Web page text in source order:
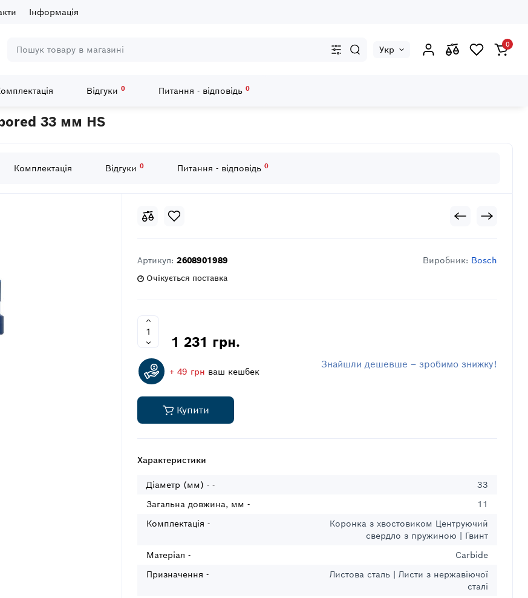
Інформація
Укр 0
Відгуки 0 Питання - відповідь 0
Metal Arbored 33 мм HS
33 мм HS
Комплектація Відгуки 0 Питання - відповідь 0
Артикул: 2608901989 Виробник: Bosch
Очікується поставка
1 231 грн.
+ 49 грн ваш кешбек
Знайшли дешевше – зробимо знижку!
Купити
Характеристики
Діаметр (мм) - -
33
Загальна довжина, мм -
11
Комплектація -
Коронка з хвостовиком Центруючий
свердло з пружиною | Гвинт
Матеріал -
Carbide
Призначення -
Листова сталь | Листи з нержавіючої
сталі